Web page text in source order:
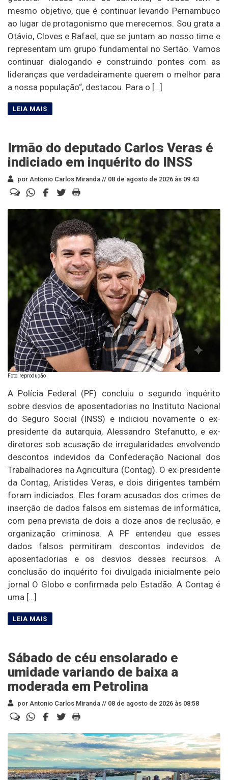
mesmo objetivo, que é continuar levando Pernambuco
ao lugar de protagonismo que merecemos. Sou grata a
Otávio, Cloves e Rafael, que se juntam ao nosso time e
representam um grupo fundamental no Sertão. Vamos
continuar dialogando e construindo pontes com as
lideranças que verdadeiramente querem o melhor para
a nossa população“, destacou. Para o […]
Irmão do deputado Carlos Veras é
indiciado em inquérito do INSS
por Antonio Carlos Miranda // 08 de agosto de 2026 às 09:43
Foto: reprodução
A Polícia Federal (PF) concluiu o segundo inquérito
sobre desvios de aposentadorias no Instituto Nacional
do Seguro Social (INSS) e indiciou novamente o ex-
presidente da autarquia, Alessandro Stefanutto, e ex-
diretores sob acusação de irregularidades envolvendo
descontos indevidos da Confederação Nacional dos
Trabalhadores na Agricultura (Contag). O ex-presidente
da Contag, Aristides Veras, e dois dirigentes também
foram indiciados. Eles foram acusados dos crimes de
inserção de dados falsos em sistemas de informática,
com pena prevista de dois a doze anos de reclusão, e
organização criminosa. A PF entendeu que esses
dados falsos permitiram descontos indevidos de
aposentadorias e os desvios desses recursos. A
conclusão do inquérito foi divulgada inicialmente pelo
jornal O Globo e confirmada pelo Estadão. A Contag é
uma […]
Sábado de céu ensolarado e
umidade variando de baixa a
moderada em Petrolina
por Antonio Carlos Miranda // 08 de agosto de 2026 às 08:58